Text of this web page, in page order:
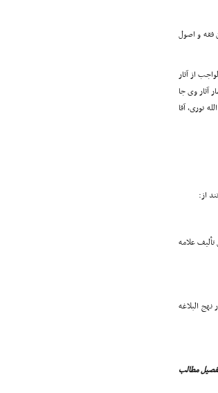
فقه و اصول
از آثار
آثار وى جا
نورى، آقا
از:
سوى مکتبة الاسلامیة در تهران چاپ و منتشر شده است. 14 جلد اوّل تألیف علامه
البلاغه
مطالب